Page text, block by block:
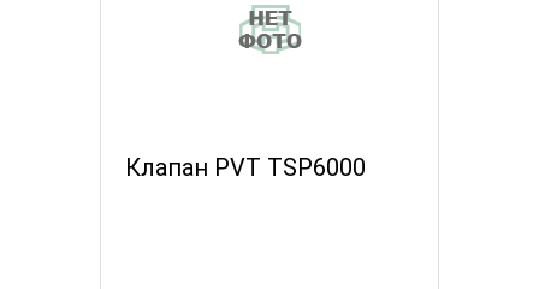
Клапан PVT TSP6000